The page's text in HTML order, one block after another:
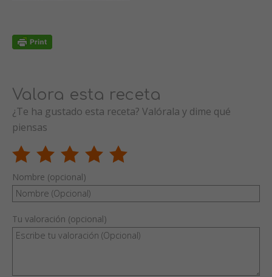
Valora esta receta
¿Te ha gustado esta receta? Valórala y dime qué
piensas
Nombre (opcional)
Tu valoración (opcional)